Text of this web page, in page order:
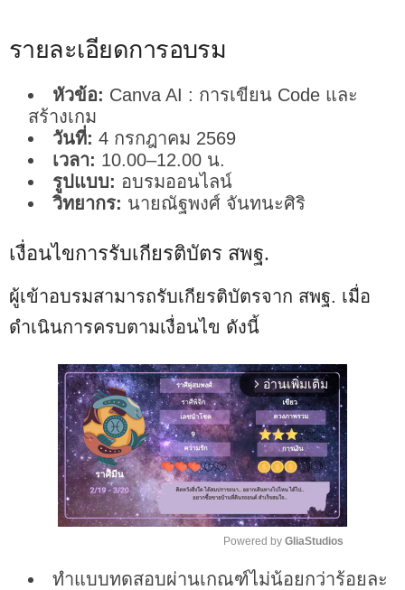
รายละเอียดการอบรม
หัวข้อ: Canva AI : การเขียน Code และ
สร้างเกม
วันที่: 4 กรกฎาคม 2569
เวลา: 10.00–12.00 น.
รูปแบบ: อบรมออนไลน์
วิทยากร: นายณัฐพงศ์ จันทนะศิริ
เงื่อนไขการรับเกียรติบัตร สพฐ.
ผู้เข้าอบรมสามารถรับเกียรติบัตรจาก สพฐ. เมื่อ
ดำเนินการครบตามเงื่อนไข ดังนี้
arrow_forward_ios อ่านเพิ่มเติม
M
Powered by GliaStudios
ทำแบบทดสอบผ่านเกณฑ์ไม่น้อยกว่าร้อยละ